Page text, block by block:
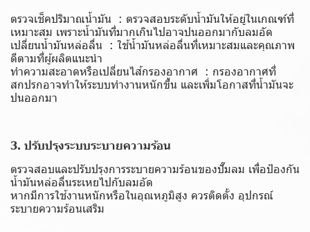
ตรวจเช็คปริมาณน้ำมัน : ตรวจสอบระดับน้ำมันให้อยู่ในเกณฑ์ที่
เหมาะสม เพราะน้ำมันที่มากเกินไปอาจปนออกมากับลมอัด
เปลี่ยนน้ำมันหล่อลื่น : ใช้น้ำมันหล่อลื่นที่เหมาะสมและคุณภาพ
ดีตามที่ผู้ผลิตแนะนำ
ทำความสะอาดหรือเปลี่ยนไส้กรองอากาศ : กรองอากาศที่
สกปรกอาจทำให้ระบบทำงานหนักขึ้น และเพิ่มโอกาสที่น้ำมันจะ
ปนออกมา
3. ปรับปรุงระบบระบายความร้อน
ตรวจสอบและปรับปรุงการระบายความร้อนของปั๊มลม เพื่อป้องกัน
น้ำมันหล่อลื่นระเหยไปกับลมอัด
หากมีการใช้งานหนักหรือในอุณหภูมิสูง ควรติดตั้ง อุปกรณ์
ระบายความร้อนเสริม